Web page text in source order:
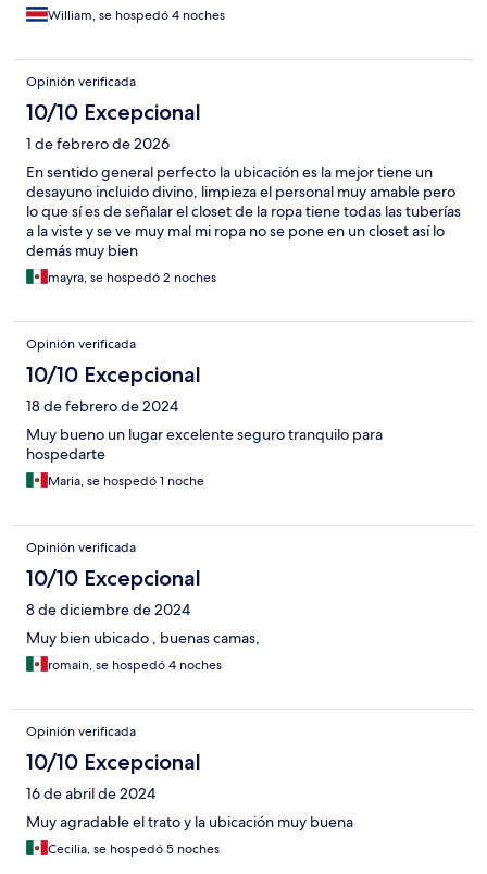
William, se hospedó 4 noches
Opinión verificada
10/10 Excepcional
1 de febrero de 2026
En sentido general perfecto la ubicación es la mejor tiene un
desayuno incluido divino, limpieza el personal muy amable pero
lo que sí es de señalar el closet de la ropa tiene todas las tuberías
a la viste y se ve muy mal mi ropa no se pone en un closet así lo
demás muy bien
mayra, se hospedó 2 noches
Opinión verificada
10/10 Excepcional
18 de febrero de 2024
Muy bueno un lugar excelente seguro tranquilo para
hospedarte
Maria, se hospedó 1 noche
Opinión verificada
10/10 Excepcional
8 de diciembre de 2024
Muy bien ubicado , buenas camas,
romain, se hospedó 4 noches
Opinión verificada
10/10 Excepcional
16 de abril de 2024
Muy agradable el trato y la ubicación muy buena
Cecilia, se hospedó 5 noches